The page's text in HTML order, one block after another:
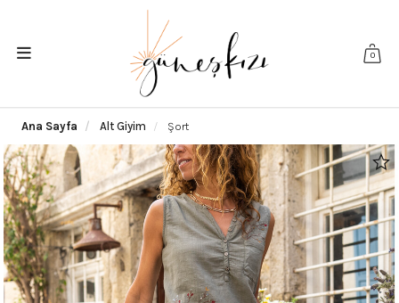
0
Ana Sayfa Alt Giyim Şort